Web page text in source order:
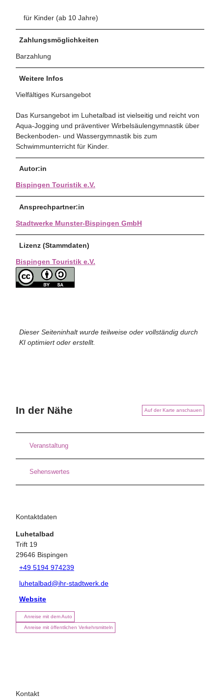
für Kinder (ab 10 Jahre)
Zahlungsmöglichkeiten
Barzahlung
Weitere Infos
Vielfältiges Kursangebot
Das Kursangebot im Luhetalbad ist vielseitig und reicht von
Aqua-Jogging und präventiver Wirbelsäulengymnastik über
Beckenboden- und Wassergymnastik bis zum
Schwimmunterricht für Kinder.
Autor:in
Bispingen Touristik e.V.
Ansprechpartner:in
Stadtwerke Munster-Bispingen GmbH
Lizenz (Stammdaten)
Bispingen Touristik e.V.
Dieser Seiteninhalt wurde teilweise oder vollständig durch
KI optimiert oder erstellt.
In der Nähe Auf der Karte anschauen
Veranstaltung
Sehenswertes
Kontaktdaten
Luhetalbad
Trift 19
29646 Bispingen
+49 5194 974239
luhetalbad@ihr-stadtwerk.de
Website
Anreise mit dem Auto
Anreise mit öffentlichen Verkehrsmitteln
Kontakt